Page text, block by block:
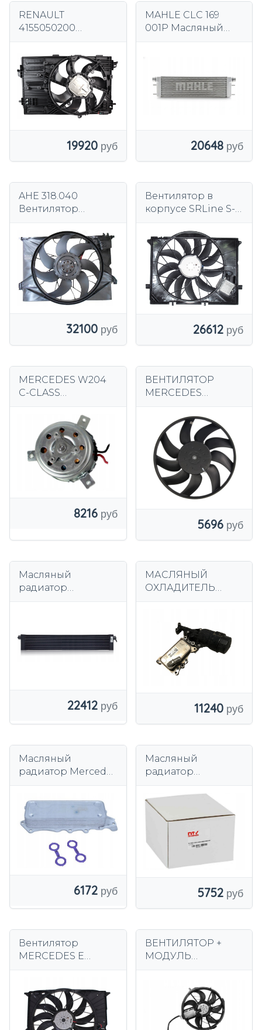
RENAULT
4155050200
214811620R
21481HV80A
214868365R
A4155050200
19920
MAHLE CLC 169
001P Масляный
20648
AHE 318.040
Вентилятор
двигателя
32100
Вентилятор в
корпусе SRLine S-
502523W3S
26612
MERCEDES W204
C-CLASS
двигателя
1137328230
8216
ВЕНТИЛЯТОР
MERCEDES
VOLKSWAGEN
CRAFTER БЕЗ
КОРПУСА С
ДВИГАТЕЛЕМ
5696
Масляный
радиатор
A2055040018
22412
МАСЛЯНЫЙ
ОХЛАДИТЕЛЬ
11240
Масляный
радиатор Mercedes
6172
Масляный
радиатор
NTY CCL-ME-008
5752
Вентилятор
MERCEDES E
ВЕНТИЛЯТОР +
МОДУЛЬ